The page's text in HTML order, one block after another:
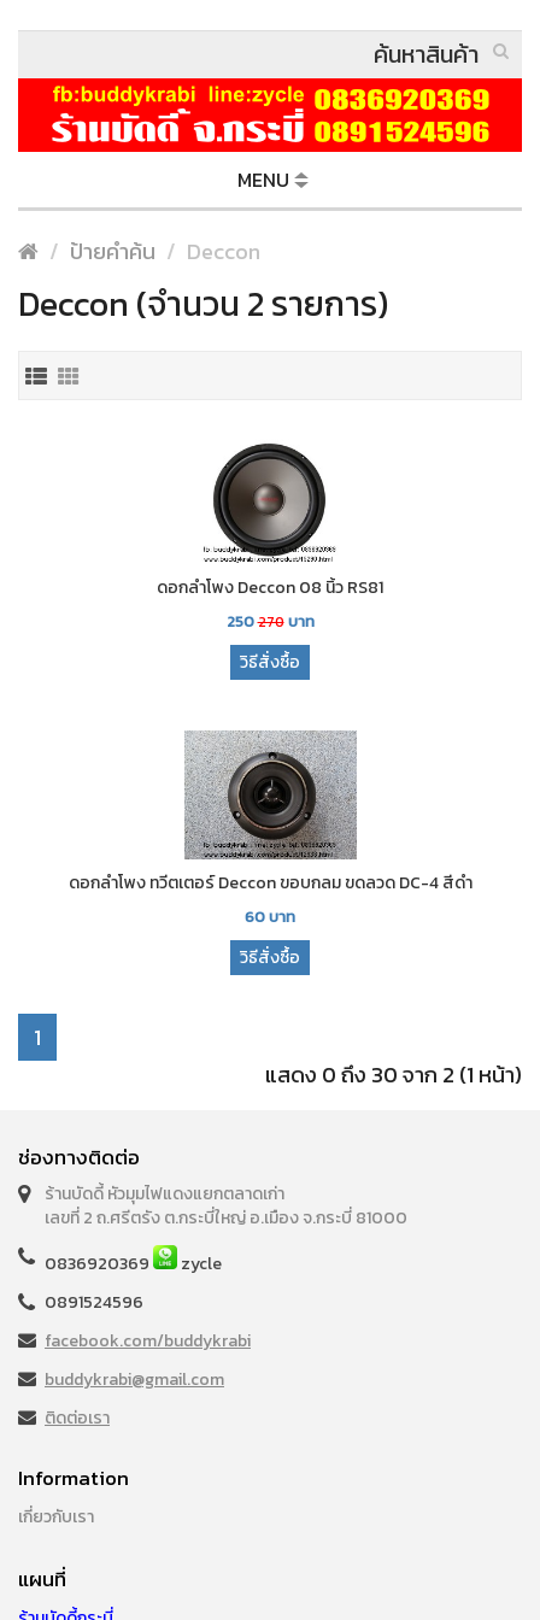
MENU
ป้ายคำค้น Deccon
Deccon (จำนวน 2 รายการ)
ดอกลำโพง Deccon 08 นิ้ว RS81
250270บาท
วิธีสั่งซื้อ
ดอกลำโพง ทวีตเตอร์ Deccon ขอบกลม ขดลวด DC-4 สีดำ
60บาท
วิธีสั่งซื้อ
1
แสดง 0 ถึง 30 จาก 2 (1 หน้า)
ช่องทางติดต่อ
ร้านบัดดี้ หัวมุมไฟแดงแยกตลาดเก่า
เลขที่ 2 ถ.ศรีตรัง ต.กระบี่ใหญ่ อ.เมือง จ.กระบี่ 81000
0836920369
zycle
0891524596
facebook.com/buddykrabi
buddykrabi@gmail.com
ติดต่อเรา
Information
เกี่ยวกับเรา
แผนที่